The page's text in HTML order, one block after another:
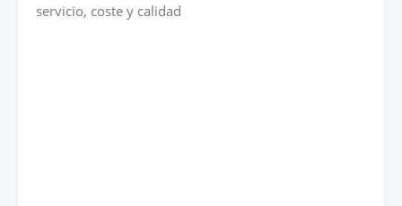
servicio, coste y calidad